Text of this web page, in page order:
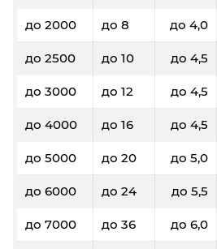
до 2000 до 8 до 4,0
до 2500 до 10 до 4,5
до 3000 до 12 до 4,5
до 4000 до 16 до 4,5
до 5000 до 20 до 5,0
до 6000 до 24 до 5,5
до 7000 до 36 до 6,0